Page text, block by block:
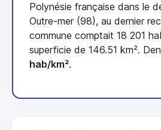
Polynésie française dans le
Outre-mer (98), au dernier
commune comptait 18 201
superficie de 146.51 km².
hab/km².